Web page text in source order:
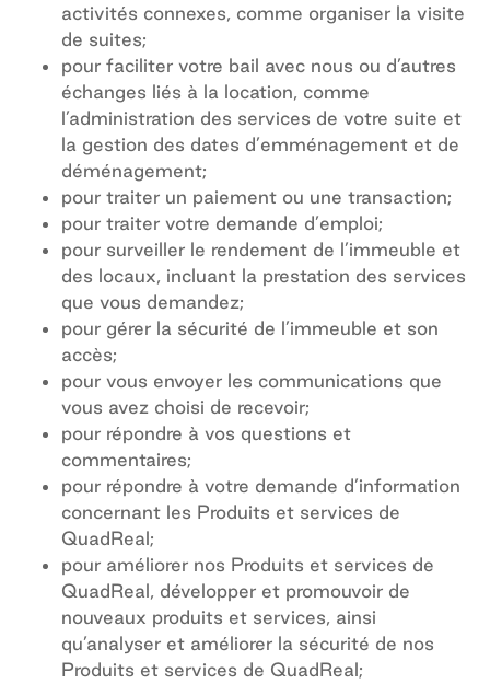
activités connexes, comme organiser la visite
de suites;
pour faciliter votre bail avec nous ou d’autres
échanges liés à la location, comme
l’administration des services de votre suite et
la gestion des dates d’emménagement et de
déménagement;
pour traiter un paiement ou une transaction;
pour traiter votre demande d’emploi;
pour surveiller le rendement de l’immeuble et
des locaux, incluant la prestation des services
que vous demandez;
pour gérer la sécurité de l’immeuble et son
accès;
pour vous envoyer les communications que
vous avez choisi de recevoir;
pour répondre à vos questions et
commentaires;
pour répondre à votre demande d’information
concernant les Produits et services de
QuadReal;
pour améliorer nos Produits et services de
QuadReal, développer et promouvoir de
nouveaux produits et services, ainsi
qu’analyser et améliorer la sécurité de nos
Produits et services de QuadReal;